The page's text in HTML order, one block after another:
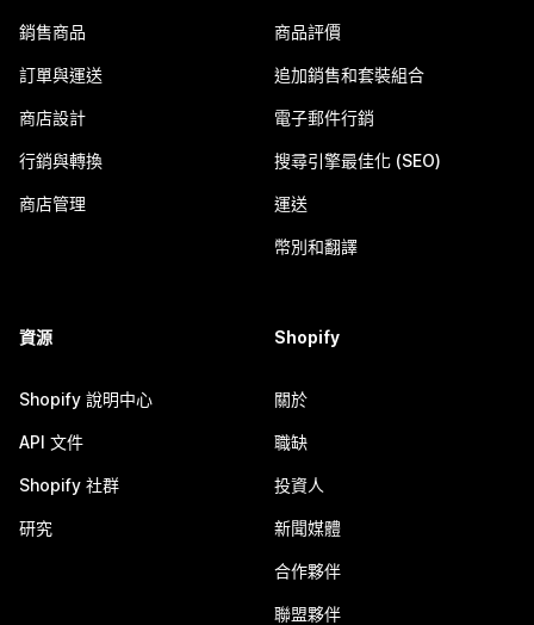
銷售商品
訂單與運送
商店設計
行銷與轉換
商店管理
商品評價
追加銷售和套裝組合
電子郵件行銷
搜尋引擎最佳化 (SEO)
運送
幣別和翻譯
資源
Shopify 說明中心
API 文件
Shopify 社群
研究
Shopify
關於
職缺
投資人
新聞媒體
合作夥伴
聯盟夥伴